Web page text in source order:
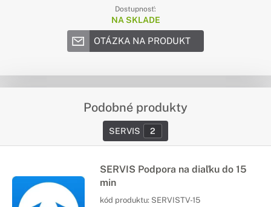
Dostupnosť:
NA SKLADE
OTÁZKA NA PRODUKT
Podobné produkty
SERVIS 2
SERVIS Podpora na diaľku do 15
min
kód produktu: SERVISTV-15